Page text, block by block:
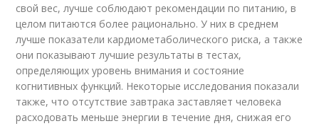
свой вес, лучше соблюдают рекомендации по питанию, в
целом питаются более рационально. У них в среднем
лучше показатели кардиометаболического риска, а также
они показывают лучшие результаты в тестах,
определяющих уровень внимания и состояние
когнитивных функций. Некоторые исследования показали
также, что отсутствие завтрака заставляет человека
расходовать меньше энергии в течение дня, снижая его